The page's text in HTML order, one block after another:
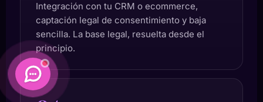
Integración con tu CRM o ecommerce,
captación legal de consentimiento y baja
sencilla. La base legal, resuelta desde el
principio.